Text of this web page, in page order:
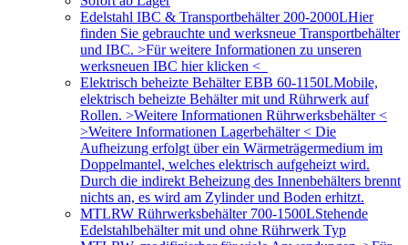
Edelstahl IBC & Transportbehälter 200-2000LHier
finden Sie gebrauchte und werksneue Transportbehälter
und IBC. >Für weitere Informationen zu unseren
werksneuen IBC hier klicken <
Elektrisch beheizte Behälter EBB 60-1150LMobile,
elektrisch beheizte Behälter mit und Rührwerk auf
Rollen. >Weitere Informationen Rührwerksbehälter <
>Weitere Informationen Lagerbehälter < Die
Aufheizung erfolgt über ein Wärmeträgermedium im
Doppelmantel, welches elektrisch aufgeheizt wird.
Durch die indirekt Beheizung des Innenbehälters brennt
nichts an, es wird am Zylinder und Boden erhitzt.
MTLRW Rührwerksbehälter 700-1500LStehende
Edelstahlbehälter mit und ohne Rührwerk Typ